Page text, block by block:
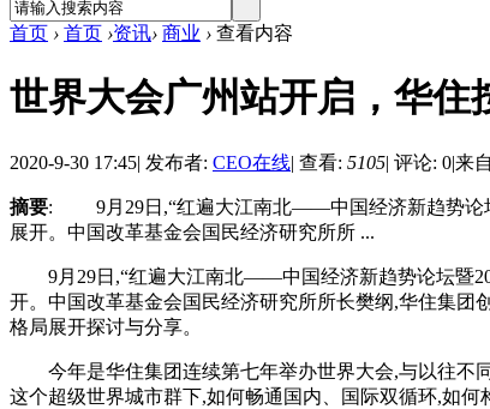
首页 › 首页 ›资讯› 商业 › 查看内容
世界大会广州站开启，华住
2020-9-30 17:45| 发布者: CEO在线| 查看: 5105| 评论: 0|来
摘要: 9月29日,“红遍大江南北——中国经济新趋势论坛
展开。中国改革基金会国民经济研究所所 ...
9月29日,“红遍大江南北——中国经济新趋势论坛暨
开。中国改革基金会国民经济研究所所长樊纲,华住集团
格局展开探讨与分享。
今年是华住集团连续第七年举办世界大会,与以往不同
这个超级世界城市群下,如何畅通国内、国际双循环,如